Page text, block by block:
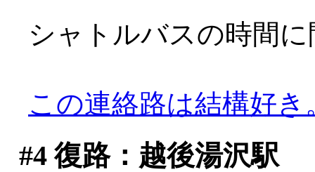
シャトルバスの時間
この連絡路は結構好き
#4復路：越後湯沢駅